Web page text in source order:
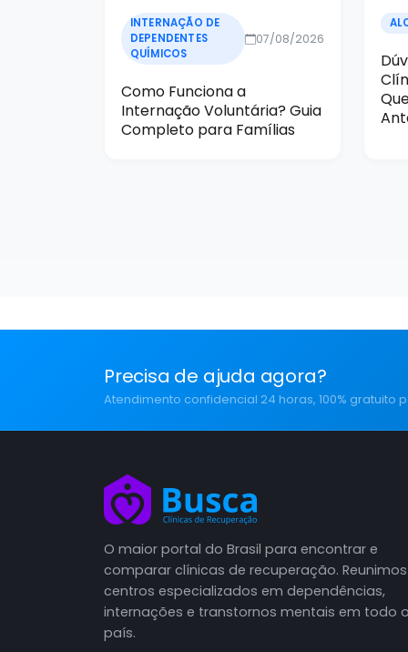
INTERNAÇÃO DE
DEPENDENTES
QUÍMICOS
07/08/2026
Como Funciona a
Internação Voluntária? Guia
Completo para Famílias
Precisa de ajuda agora?
Atendimento confidencial 24 horas, 100% gratuito
O maior portal do Brasil para encontrar e
comparar clínicas de recuperação. Reunimos
centros especializados em dependências,
internações e transtornos mentais em todo
país.